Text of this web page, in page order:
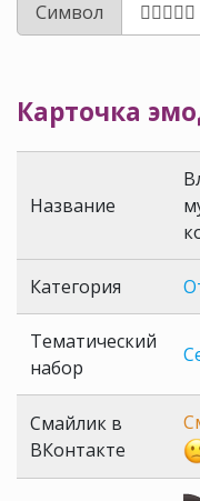
Символ
Карточка
Название
Категория
Тематический
набор
Смайлик в
ВКонтакте